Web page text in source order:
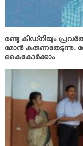
രണ്ടു കിഡ്‌നിയും
മോന്‍ കരുണതേടുന്നു.
കൈകോര്‍ക്കാം